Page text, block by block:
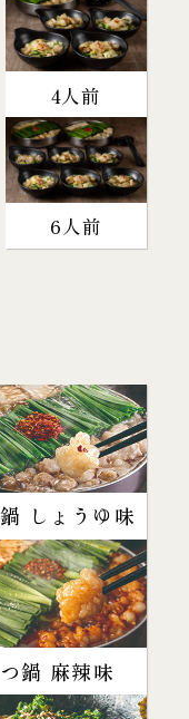
4人前
6人前
しょうゆ味
鍋 麻辣味